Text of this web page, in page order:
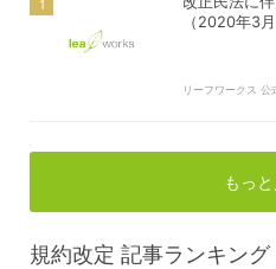
（2020年3
リーフワークス 公
もっ
規約改定 記事ランキング